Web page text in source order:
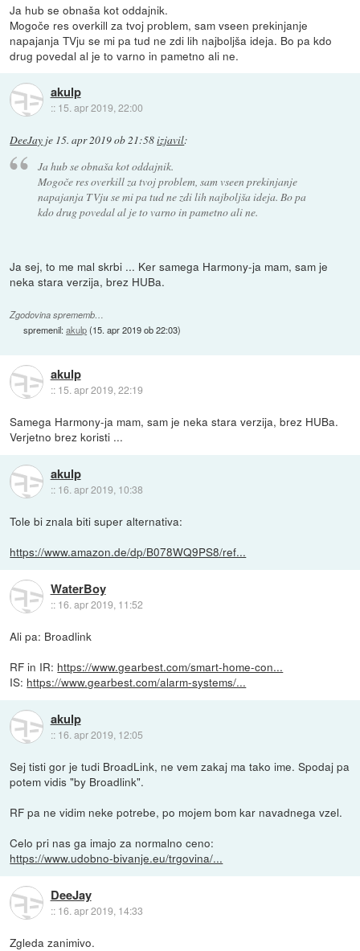
Ja hub se obnaša kot oddajnik.
Mogoče res overkill za tvoj problem, sam vseen prekinjanje
napajanja TVju se mi pa tud ne zdi lih najboljša ideja. Bo pa kdo
drug povedal al je to varno in pametno ali ne.
akulp
:: 15. apr 2019, 22:00
DeeJay je 15. apr 2019 ob 21:58izjavil:
Ja hub se obnaša kot oddajnik.
Mogoče res overkill za tvoj problem, sam vseen prekinjanje
napajanja TVju se mi pa tud ne zdi lih najboljša ideja. Bo pa
kdo drug povedal al je to varno in pametno ali ne.
Ja sej, to me mal skrbi ... Ker samega Harmony-ja mam, sam je
neka stara verzija, brez HUBa.
Zgodovina sprememb…
spremenil:akulp(15. apr 2019 ob 22:03)
akulp
:: 15. apr 2019, 22:19
Samega Harmony-ja mam, sam je neka stara verzija, brez HUBa.
Verjetno brez koristi ...
akulp
:: 16. apr 2019, 10:38
Tole bi znala biti super alternativa:
https://www.amazon.de/dp/B078WQ9PS8/ref...
WaterBoy
:: 16. apr 2019, 11:52
Ali pa: Broadlink
RF in IR: https://www.gearbest.com/smart-home-con...
IS: https://www.gearbest.com/alarm-systems/...
akulp
:: 16. apr 2019, 12:05
Sej tisti gor je tudi BroadLink, ne vem zakaj ma tako ime. Spodaj pa
potem vidis "by Broadlink".
RF pa ne vidim neke potrebe, po mojem bom kar navadnega vzel.
Celo pri nas ga imajo za normalno ceno:
https://www.udobno-bivanje.eu/trgovina/...
DeeJay
:: 16. apr 2019, 14:33
Zgleda zanimivo.